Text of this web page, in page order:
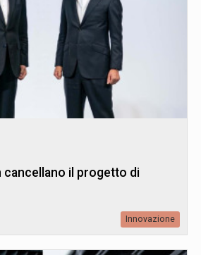
cancellano il progetto di
Innovazione